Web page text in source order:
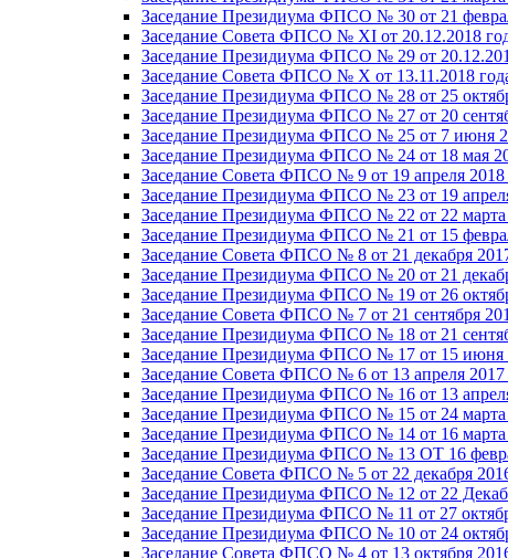
Заседание Президиума ФПСО № 30 от 21
Заседание Совета ФПСО № XI от 20.12.2018
Заседание Президиума ФПСО № 29 от
Заседание Совета ФПСО № X от 13.11.2018
Заседание Президиума ФПСО № 28 от 25
Заседание Президиума ФПСО № 27 от 20
Заседание Президиума ФПСО № 25 от 7 июня
Заседание Президиума ФПСО № 24 от 18 мая
Заседание Совета ФПСО № 9 от 19 апреля 2018
Заседание Президиума ФПСО № 23 от 19
Заседание Президиума ФПСО № 22 от 22 марта
Заседание Президиума ФПСО № 21 от 15
Заседание Совета ФПСО № 8 от 21 декабря
Заседание Президиума ФПСО № 20 от 21
Заседание Президиума ФПСО № 19 от 26
Заседание Совета ФПСО № 7 от 21 сентября
Заседание Президиума ФПСО № 18 от 21
Заседание Президиума ФПСО № 17 от 15 июня
Заседание Совета ФПСО № 6 от 13 апреля 2017
Заседание Президиума ФПСО № 16 от 13
Заседание Президиума ФПСО № 15 от 24 марта
Заседание Президиума ФПСО № 14 от 16 марта
Заседание Президиума ФПСО № 13 ОТ 16
Заседание Совета ФПСО № 5 от 22 декабря
Заседание Президиума ФПСО № 12 от 22
Заседание Президиума ФПСО № 11 от 27
Заседание Президиума ФПСО № 10 от 24
Заседание Совета ФПСО № 4 от 13 октября